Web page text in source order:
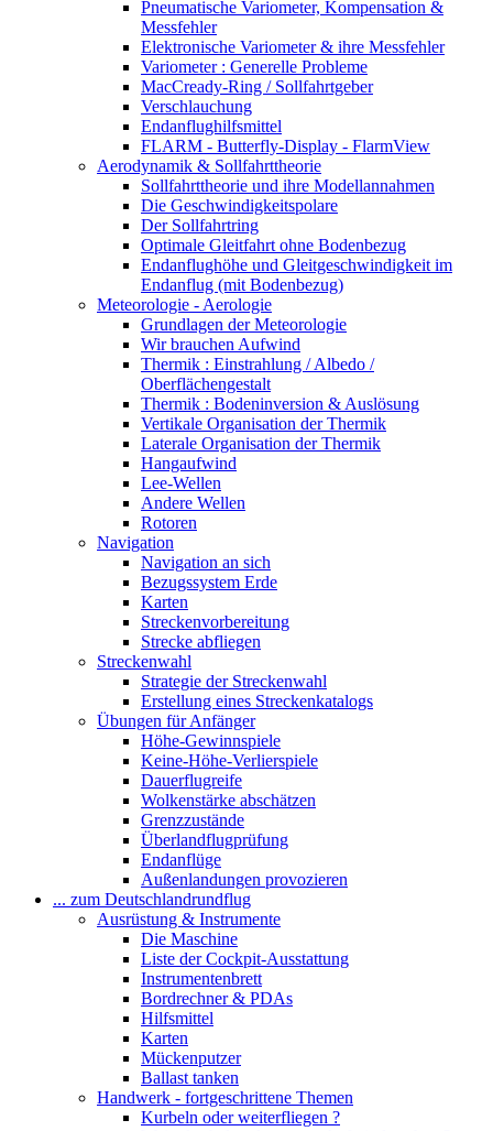
Pneumatische Variometer, Kompensation &
Messfehler
Elektronische Variometer & ihre Messfehler
Variometer : Generelle Probleme
MacCready-Ring / Sollfahrtgeber
Verschlauchung
Endanflughilfsmittel
FLARM - Butterfly-Display - FlarmView
Aerodynamik & Sollfahrttheorie
Sollfahrttheorie und ihre Modellannahmen
Die Geschwindigkeitspolare
Der Sollfahrtring
Optimale Gleitfahrt ohne Bodenbezug
Endanflughöhe und Gleitgeschwindigkeit im
Endanflug (mit Bodenbezug)
Meteorologie - Aerologie
Grundlagen der Meteorologie
Wir brauchen Aufwind
Thermik : Einstrahlung / Albedo /
Oberflächengestalt
Thermik : Bodeninversion & Auslösung
Vertikale Organisation der Thermik
Laterale Organisation der Thermik
Hangaufwind
Lee-Wellen
Andere Wellen
Rotoren
Navigation
Navigation an sich
Bezugssystem Erde
Karten
Streckenvorbereitung
Strecke abfliegen
Streckenwahl
Strategie der Streckenwahl
Erstellung eines Streckenkatalogs
Übungen für Anfänger
Höhe-Gewinnspiele
Keine-Höhe-Verlierspiele
Dauerflugreife
Wolkenstärke abschätzen
Grenzzustände
Überlandflugprüfung
Endanflüge
Außenlandungen provozieren
... zum Deutschlandrundflug
Ausrüstung & Instrumente
Die Maschine
Liste der Cockpit-Ausstattung
Instrumentenbrett
Bordrechner & PDAs
Hilfsmittel
Karten
Mückenputzer
Ballast tanken
Handwerk - fortgeschrittene Themen
Kurbeln oder weiterfliegen ?